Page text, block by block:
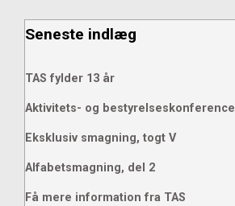
Seneste indlæg
TAS fylder 13 år
Aktivitets- og bestyrelseskonference
Eksklusiv smagning, togt V
Alfabetsmagning, del 2
Få mere information fra TAS